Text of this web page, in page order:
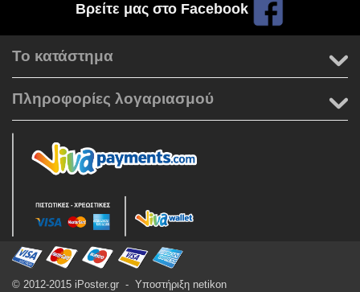
Βρείτε μας στο Facebook
Το κατάστημα
Πληροφορίες λογαριασμού
© 2012-2015 iPoster.gr - Υποστήριξη netikon